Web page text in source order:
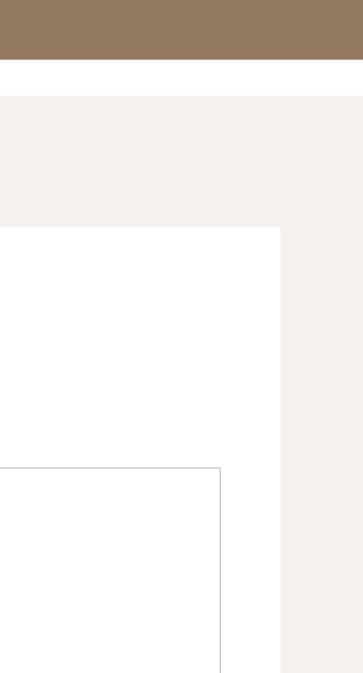
ン診療の意義｜SIOクリニック